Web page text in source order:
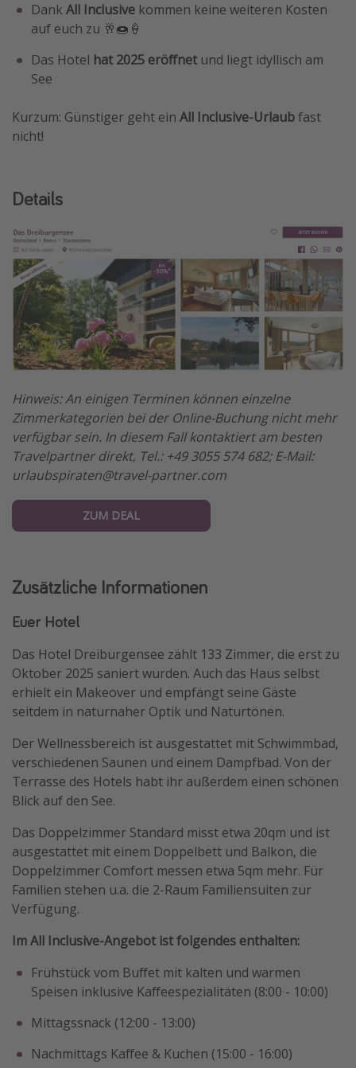
Dank All Inclusive kommen keine weiteren Kosten
auf euch zu 🥂🍩🍦
Das Hotel hat 2025 eröffnet und liegt idyllisch am
See
Kurzum: Günstiger geht ein All Inclusive-Urlaubfast
nicht!
Details
Hinweis: An einigen Terminen können einzelne
Zimmerkategorien bei der Online-Buchung nicht mehr
verfügbar sein. In diesem Fall kontaktiert am besten
Travelpartner direkt, Tel.: +49 3055 574 682; E-Mail:
urlaubspiraten@travel-partner.com
ZUM DEAL
Zusätzliche Informationen
Euer Hotel
Das Hotel Dreiburgensee zählt 133 Zimmer, die erst zu
Oktober 2025 saniert wurden. Auch das Haus selbst
erhielt ein Makeover und empfängt seine Gäste
seitdem in naturnaher Optik und Naturtönen.
Der Wellnessbereich ist ausgestattet mit Schwimmbad,
verschiedenen Saunen und einem Dampfbad. Von der
Terrasse des Hotels habt ihr außerdem einen schönen
Blick auf den See.
Das Doppelzimmer Standard misst etwa 20qm und ist
ausgestattet mit einem Doppelbett und Balkon, die
Doppelzimmer Comfort messen etwa 5qm mehr. Für
Familien stehen u.a. die 2-Raum Familiensuiten zur
Verfügung.
Im All Inclusive-Angebot ist folgendes enthalten:
Frühstück vom Buffet mit kalten und warmen
Speisen inklusive Kaffeespezialitäten (8:00 - 10:00)
Mittagssnack (12:00 - 13:00)
Nachmittags Kaffee & Kuchen (15:00 - 16:00)